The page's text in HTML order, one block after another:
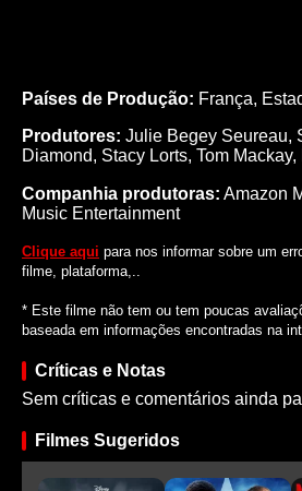
Países de Produção: França,
Produtores: Julie Begey Seureau,
Diamond, Stacy Lorts, Tom Mackay,
Companhia produtoras: Amazon
Music Entertainment
Clique aqui para nos informar sobre um
filme, plataforma,..
* Este filme não tem ou tem poucas
baseada em informações encontradas na
Críticas e Notas
Sem críticas e comentários ainda
Filmes Sugeridos